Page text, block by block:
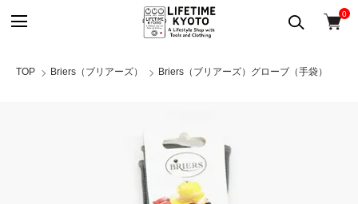
0
TOP Briers（ブリアーズ） Briers（ブリアーズ）グローブ（手袋）